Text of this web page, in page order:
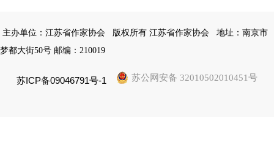
主办单位：江苏省作家协会 版权所有 江苏省作家协会
地址：南京市
梦都大街50号 邮编：210019
苏ICP备09046791号-1 苏公网安备 32010502010451号